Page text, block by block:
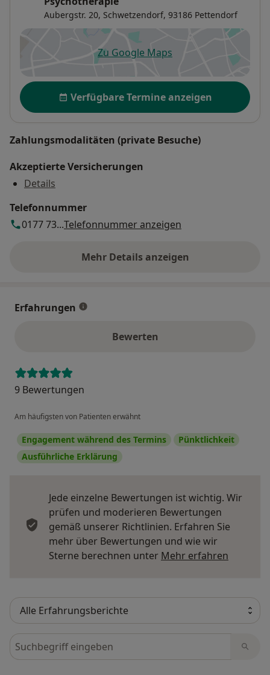
Aubergstr. 20, Schwetzendorf, 93186 Pettendorf
Zu Google Mapsöffnet in einer neuen
Verfügbarkeit
Verfügbare Termine anzeigen
Zahlungsmodalitäten (private Besuche)
Akzeptierte Versicherungen
Details
Telefonnummer
0177 73...Telefonnummer anzeigen
Mehr Details anzeigen
über die Adresse
Erfahrungen
Bewerten
9 Bewertungen
Am häufigsten von Patienten erwähnt
Engagement während des Termins
Pünktlichkeit
Ausführliche Erklärung
Jede einzelne Bewertungen ist wichtig. Wir
prüfen und moderieren Bewertungen
gemäß unserer Richtlinien. Erfahren Sie
mehr über Bewertungen und wie wir
Sterne berechnen unter Mehr erfahren
Bewertungen durchsuchen